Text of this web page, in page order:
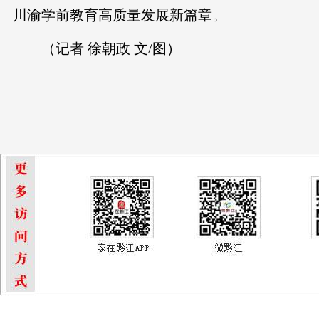
川渝学前教育高质量发展新篇章。
（记者 徐朝政 文/图）